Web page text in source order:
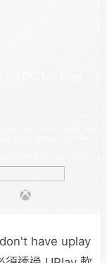
have uplay